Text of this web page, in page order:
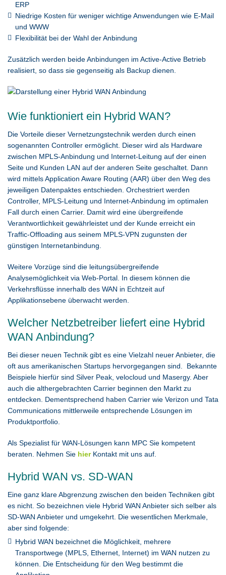
ERP
Niedrige Kosten für weniger wichtige Anwendungen wie E-Mail
und WWW
Flexibilität bei der Wahl der Anbindung
Zusätzlich werden beide Anbindungen im Active-Active Betrieb
realisiert, so dass sie gegenseitig als Backup dienen.
Wie funktioniert ein Hybrid WAN?
Die Vorteile dieser Vernetzungstechnik werden durch einen
sogenannten Controller ermöglicht. Dieser wird als Hardware
zwischen MPLS-Anbindung und Internet-Leitung auf der einen
Seite und Kunden LAN auf der anderen Seite geschaltet. Dann
wird mittels Application Aware Routing (AAR) über den Weg des
jeweiligen Datenpaktes entschieden. Orchestriert werden
Controller, MPLS-Leitung und Internet-Anbindung im optimalen
Fall durch einen Carrier. Damit wird eine übergreifende
Verantwortlichkeit gewährleistet und der Kunde erreicht ein
Traffic-Offloading aus seinem MPLS-VPN zugunsten der
günstigen Internetanbindung.
Weitere Vorzüge sind die leitungsübergreifende
Analysemöglichkeit via Web-Portal. In diesem können die
Verkehrsflüsse innerhalb des WAN in Echtzeit auf
Applikationsebene überwacht werden.
Welcher Netzbetreiber liefert eine Hybrid
WAN Anbindung?
Bei dieser neuen Technik gibt es eine Vielzahl neuer Anbieter, die
oft aus amerikanischen Startups hervorgegangen sind. Bekannte
Beispiele hierfür sind Silver Peak, velocloud und Masergy. Aber
auch die althergebrachten Carrier beginnen den Markt zu
entdecken. Dementsprechend haben Carrier wie Verizon und Tata
Communications mittlerweile entsprechende Lösungen im
Produktportfolio.
Als Spezialist für WAN-Lösungen kann MPC Sie kompetent
beraten. Nehmen Sie hierKontakt mit uns auf.
Hybrid WAN vs. SD-WAN
Eine ganz klare Abgrenzung zwischen den beiden Techniken gibt
es nicht. So bezeichnen viele Hybrid WAN Anbieter sich selber als
SD-WAN Anbieter und umgekehrt. Die wesentlichen Merkmale,
aber sind folgende:
Hybrid WAN bezeichnet die Möglichkeit, mehrere
Transportwege (MPLS, Ethernet, Internet) im WAN nutzen zu
können. Die Entscheidung für den Weg bestimmt die